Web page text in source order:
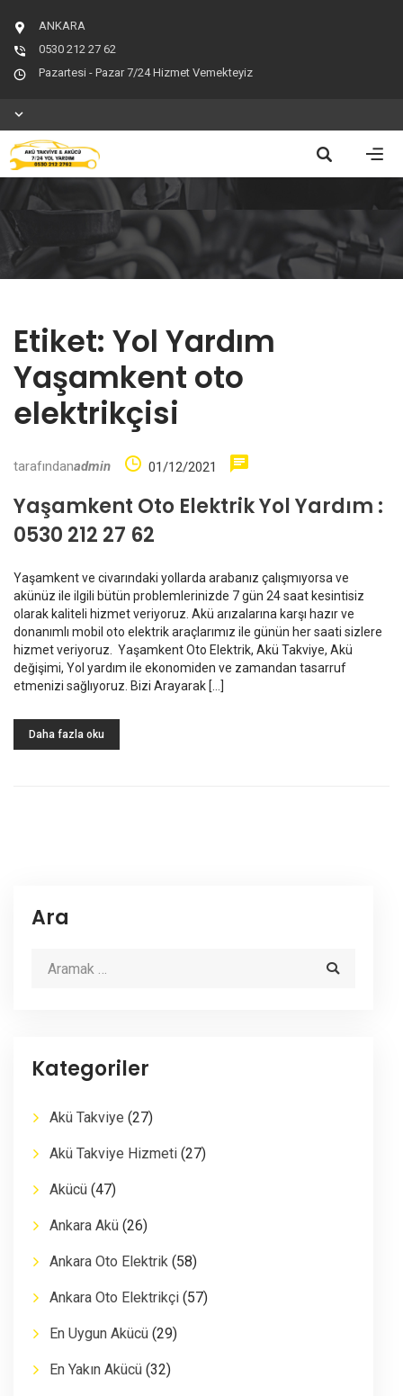
ANKARA
0530 212 27 62
Pazartesi - Pazar 7/24 Hizmet Vemekteyiz
Etiket: Yol Yardım
Yaşamkent oto
elektrikçisi
tarafındanadmin 01/12/2021
Yaşamkent Oto Elektrik Yol Yardım :
0530 212 27 62
Yaşamkent ve civarındaki yollarda arabanız çalışmıyorsa ve
akünüz ile ilgili bütün problemlerinizde 7 gün 24 saat kesintisiz
olarak kaliteli hizmet veriyoruz. Akü arızalarına karşı hazır ve
donanımlı mobil oto elektrik araçlarımız ile günün her saati sizlere
hizmet veriyoruz. Yaşamkent Oto Elektrik, Akü Takviye, Akü
değişimi, Yol yardım ile ekonomiden ve zamandan tasarruf
etmenizi sağlıyoruz. Bizi Arayarak […]
Daha fazla oku
Ara
Kategoriler
Akü Takviye (27)
Akü Takviye Hizmeti (27)
Akücü (47)
Ankara Akü (26)
Ankara Oto Elektrik (58)
Ankara Oto Elektrikçi (57)
En Uygun Akücü (29)
En Yakın Akücü (32)